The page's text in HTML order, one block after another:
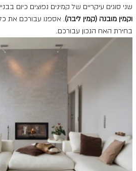
שני סוגים עיקריים של קמינים נפוצים כיום
וקמין מובנה (קמין ליבה). אספנו עבורכם את
בחירת האח הנכון עבורכם.